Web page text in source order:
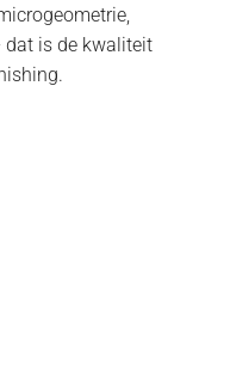
dat is de kwaliteit